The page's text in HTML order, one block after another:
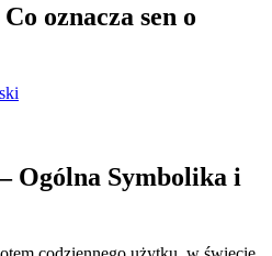
oznacza sen o
Ogólna Symbolika i